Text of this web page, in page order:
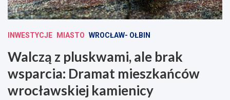
INWESTYCJE MIASTO WROCŁAW- OŁBIN
Walczą z pluskwami, ale brak
wsparcia: Dramat mieszkańców
wrocławskiej kamienicy